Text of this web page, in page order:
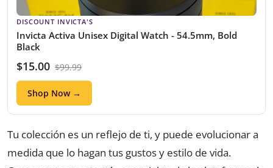
DISCOUNT INVICTA'S
Invicta Activa Unisex Digital Watch - 54.5mm, Bold
Black
$15.00 $99.99
Shop Now →
Tu colección es un reflejo de ti, y puede evolucionar a
medida que lo hagan tus gustos y estilo de vida.